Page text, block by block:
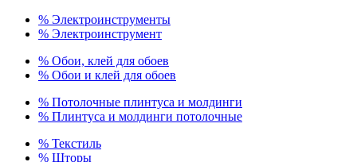
% Электроинструменты
% Электроинструмент
% Обои, клей для обоев
% Обои и клей для обоев
% Потолочные плинтуса и молдинги
% Плинтуса и молдинги потолочные
% Текстиль
% Шторы